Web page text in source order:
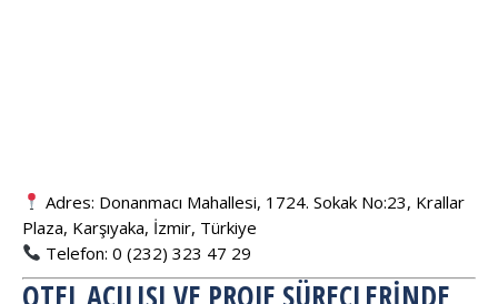
Adres: Donanmacı Mahallesi, 1724. Sokak No:23, Krallar
Plaza, Karşıyaka, İzmir, Türkiye
Telefon: 0 (232) 323 47 29
OTEL AÇILIŞI VE PROJE SÜREÇLERINDE